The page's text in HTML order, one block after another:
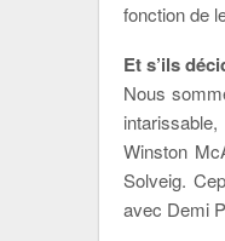
fonction de
Et s’ils
Nous
Winston
Solveig.
avec Demi